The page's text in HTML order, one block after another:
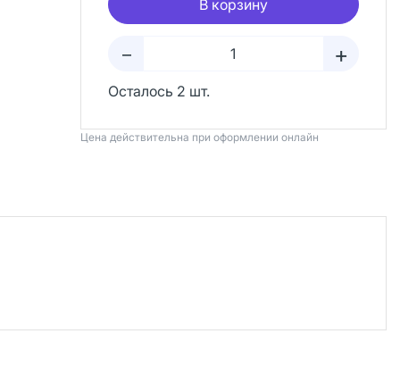
В корзину
– +
Осталось 2 шт.
Цена действительна при оформлении онлайн